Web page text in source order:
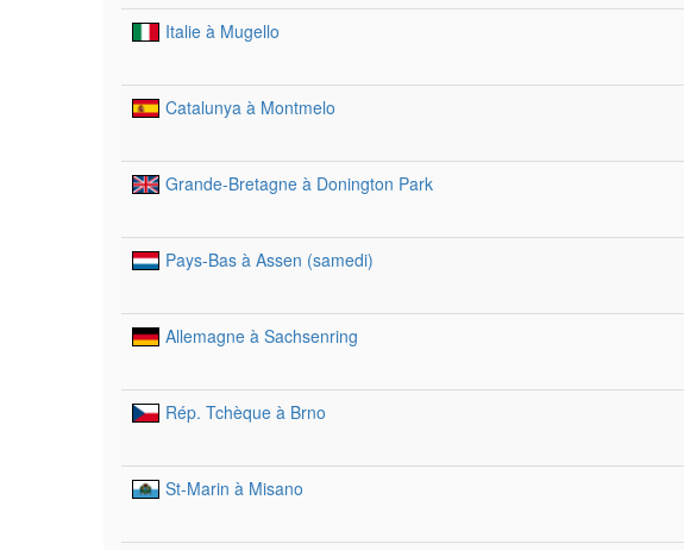
Italie à Mugello
Catalunya à Montmelo
Grande-Bretagne à Donington Park
Pays-Bas à Assen (samedi)
Allemagne à Sachsenring
Rép. Tchèque à Brno
St-Marin à Misano